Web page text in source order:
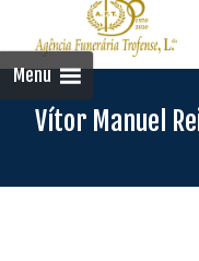
Menu
Vítor Manuel